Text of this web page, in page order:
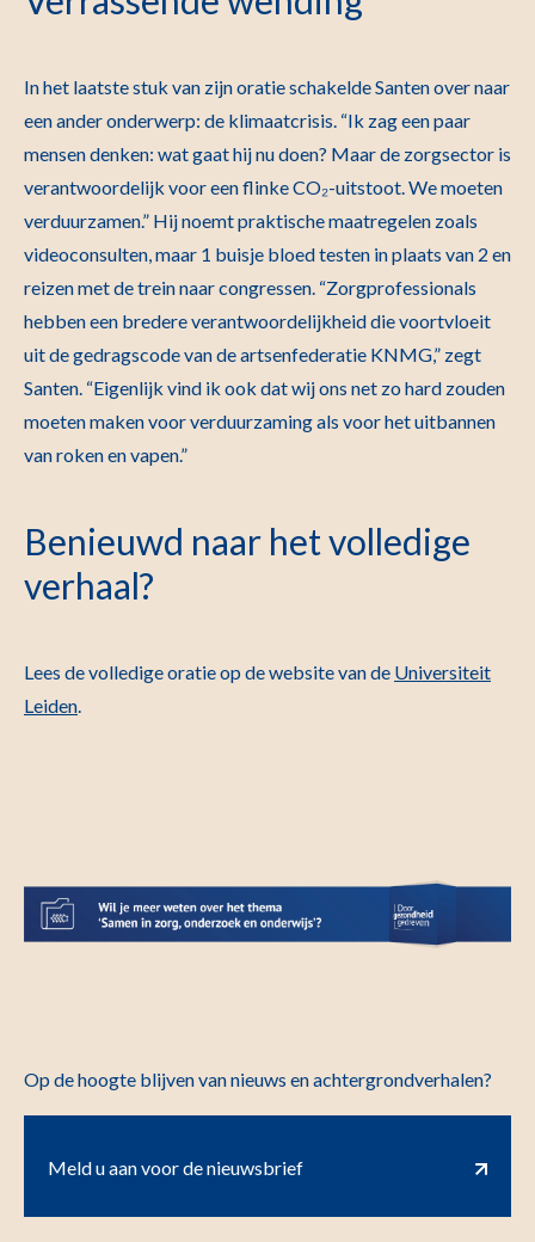
In het laatste stuk van zijn oratie schakelde Santen over naar
een ander onderwerp: de klimaatcrisis. “Ik zag een paar
mensen denken: wat gaat hij nu doen? Maar de zorgsector is
verantwoordelijk voor een flinke CO₂-uitstoot. We moeten
verduurzamen.” Hij noemt praktische maatregelen zoals
videoconsulten, maar 1 buisje bloed testen in plaats van 2 en
reizen met de trein naar congressen. “Zorgprofessionals
hebben een bredere verantwoordelijkheid die voortvloeit
uit de gedragscode van de artsenfederatie KNMG,” zegt
Santen. “Eigenlijk vind ik ook dat wij ons net zo hard zouden
moeten maken voor verduurzaming als voor het uitbannen
van roken en vapen.”
Benieuwd naar het volledige
verhaal?
Lees de volledige oratie op de website van de Universiteit
Leiden.
Op de hoogte blijven van nieuws en achtergrondverhalen?
Meld u aan voor de nieuwsbrief